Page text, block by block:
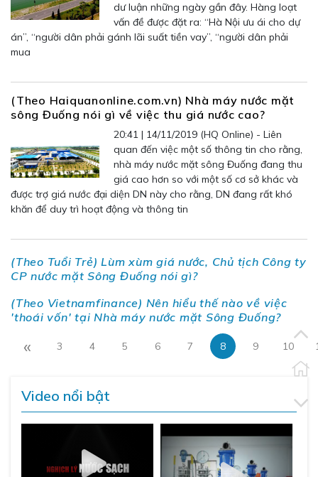
dư luận những ngày gần đây. Hàng loạt
vấn đề được đặt ra: “Hà Nội ưu ái cho dự
án”, “người dân phải gánh lãi suất tiền vay”, “người dân phải
mua
(Theo Haiquanonline.com.vn) Nhà máy nước mặt
sông Đuống nói gì về việc thu giá nước cao?
20:41 | 14/11/2019 (HQ Online) - Liên
quan đến việc một số thông tin cho rằng,
nhà máy nước mặt sông Đuống đang thu
giá cao hơn so với một số cơ sở khác và
được trợ giá nước đại diện DN này cho rằng, DN đang rất khó
khăn để duy trì hoạt động và thông tin
(Theo Tuổi Trẻ) Lùm xùm giá nước, Chủ tịch Công ty
CP nước mặt Sông Đuống nói gì?
(Theo Vietnamfinance) Nên hiểu thế nào về việc
'thoái vốn' tại Nhà máy nước mặt Sông Đuống?
« 3 4 5 6 7 8 9 10
Video nổi bật